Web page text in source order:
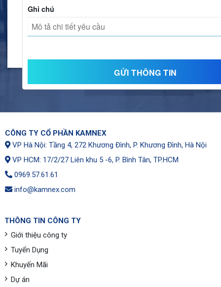
Ghi chú
CÔNG TY CỔ PHẦN KAMNEX
VP Hà Nội: Tầng 4, 272 Khương Đình, P. Khương Đình, Hà Nội
VP HCM: 17/2/27 Liên khu 5 -6, P. Bình Tân, TP.HCM
0969.57.61.61
info@kamnex.com
THÔNG TIN CÔNG TY
Giới thiệu công ty
Tuyển Dụng
Khuyến Mãi
Dự án